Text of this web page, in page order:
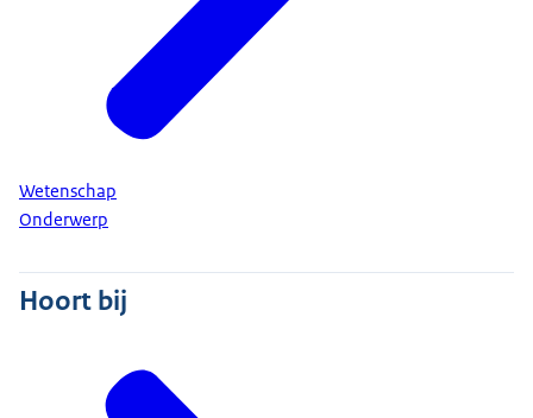
Wetenschap
Onderwerp
Hoort bij